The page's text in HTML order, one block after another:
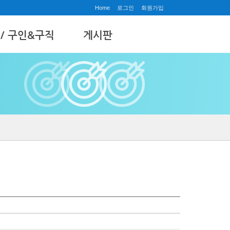
Home 로그인 회원가입
구인&구직 게시판
공지사항
질문과답변
갤러리